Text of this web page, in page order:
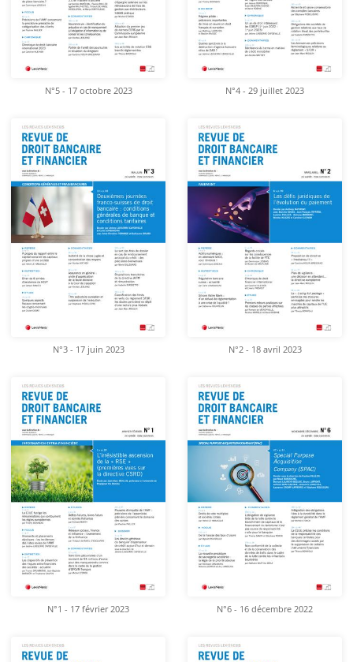
N°5 - 17 octobre 2023 N°4 - 29 juillet 2023
N°3 - 17 juin 2023 N°2 - 18 avril 2023
N°1 - 17 février 2023 N°6 - 16 décembre 2022